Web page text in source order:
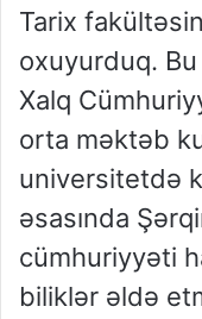
Tarix
oxuyurduq.
Xalq
orta məktəb
universitetdə
əsasında
cümhuriyyəti
biliklər əldə